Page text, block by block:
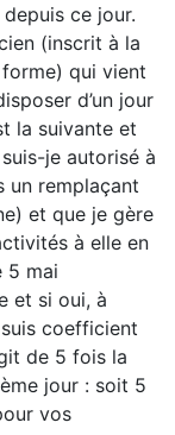
ce jour.
(inscrit à la
qui vient
d’un jour
la suivante et
je autorisé à
un remplaçant
et que je gère
à elle en
5 mai
et si oui, à
coefficient
de 5 fois la
jour : soit 5
vos